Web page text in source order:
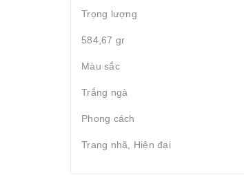
Trọng lượng
584,67 gr
Màu sắc
Trắng ngà
Phong cách
Trang nhã, Hiện đại